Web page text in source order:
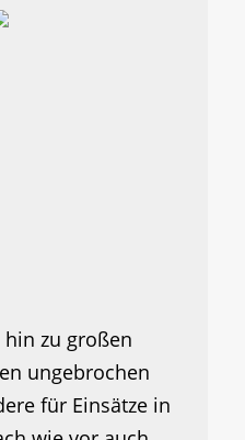
zu großen
ungebrochen
für Einsätze in